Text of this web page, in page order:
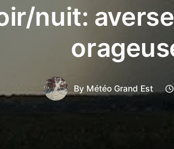
nuit:
By Météo Grand Est